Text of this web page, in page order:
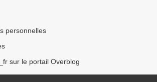
personnelles
sur le portail Overblog